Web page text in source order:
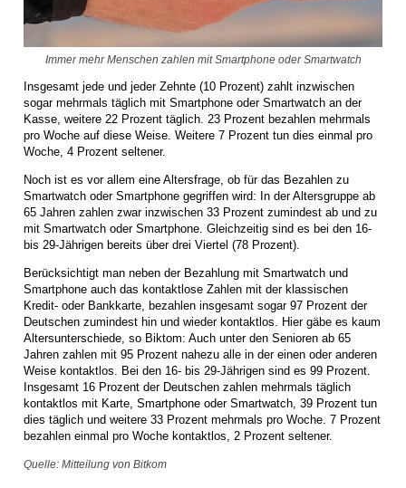
Immer mehr Menschen zahlen mit Smartphone oder Smartwatch
Insgesamt jede und jeder Zehnte (10 Prozent) zahlt inzwischen
sogar mehrmals täglich mit Smartphone oder Smartwatch an der
Kasse, weitere 22 Prozent täglich. 23 Prozent bezahlen mehrmals
pro Woche auf diese Weise. Weitere 7 Prozent tun dies einmal pro
Woche, 4 Prozent seltener.
Noch ist es vor allem eine Altersfrage, ob für das Bezahlen zu
Smartwatch oder Smartphone gegriffen wird: In der Altersgruppe ab
65 Jahren zahlen zwar inzwischen 33 Prozent zumindest ab und zu
mit Smartwatch oder Smartphone. Gleichzeitig sind es bei den 16-
bis 29-Jährigen bereits über drei Viertel (78 Prozent).
Berücksichtigt man neben der Bezahlung mit Smartwatch und
Smartphone auch das kontaktlose Zahlen mit der klassischen
Kredit- oder Bankkarte, bezahlen insgesamt sogar 97 Prozent der
Deutschen zumindest hin und wieder kontaktlos. Hier gäbe es kaum
Altersunterschiede, so Biktom: Auch unter den Senioren ab 65
Jahren zahlen mit 95 Prozent nahezu alle in der einen oder anderen
Weise kontaktlos. Bei den 16- bis 29-Jährigen sind es 99 Prozent.
Insgesamt 16 Prozent der Deutschen zahlen mehrmals täglich
kontaktlos mit Karte, Smartphone oder Smartwatch, 39 Prozent tun
dies täglich und weitere 33 Prozent mehrmals pro Woche. 7 Prozent
bezahlen einmal pro Woche kontaktlos, 2 Prozent seltener.
Quelle: Mitteilung von Bitkom